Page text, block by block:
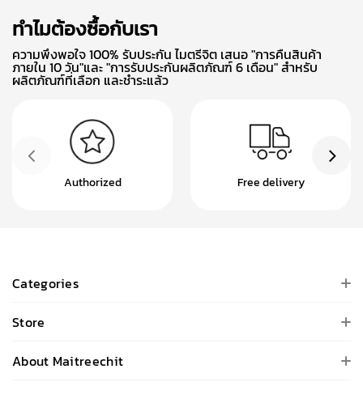
ทำไมต้องซื้อกับเรา
ความพึงพอใจ 100% รับประกัน ไมตรีจิต เสนอ "การคืนสินค้า
ภายใน 10 วัน"และ "การรับประกันผลิตภัณฑ์ 6 เดือน" สำหรับ
ผลิตภัณฑ์ที่เลือก และชำระแล้ว
Authorized Free delivery
Categories
Store
About Maitreechit